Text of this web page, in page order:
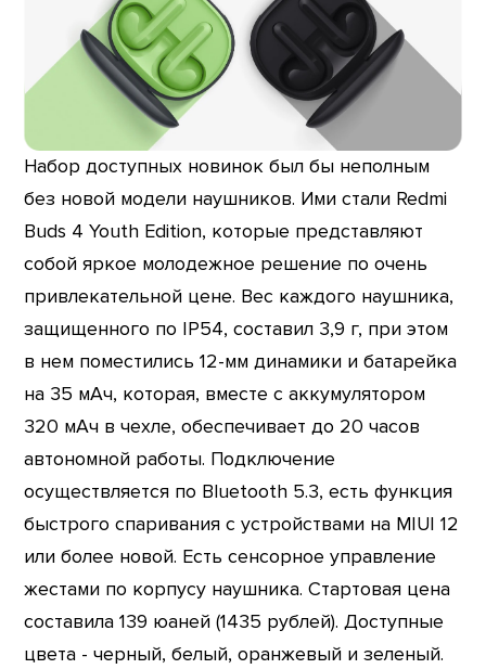
Набор доступных новинок был бы неполным
без новой модели наушников. Ими стали Redmi
Buds 4 Youth Edition, которые представляют
собой яркое молодежное решение по очень
привлекательной цене. Вес каждого наушника,
защищенного по IP54, составил 3,9 г, при этом
в нем поместились 12-мм динамики и батарейка
на 35 мАч, которая, вместе с аккумулятором
320 мАч в чехле, обеспечивает до 20 часов
автономной работы. Подключение
осуществляется по Bluetooth 5.3, есть функция
быстрого спаривания с устройствами на MIUI 12
или более новой. Есть сенсорное управление
жестами по корпусу наушника. Стартовая цена
составила 139 юаней (1435 рублей). Доступные
цвета - черный, белый, оранжевый и зеленый.